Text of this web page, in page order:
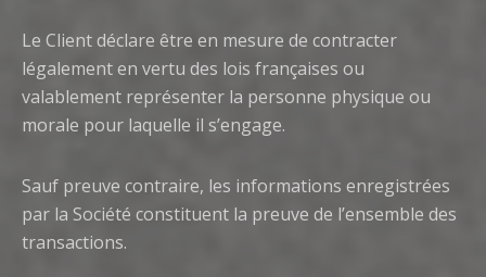
Le Client déclare être en mesure de contracter
légalement en vertu des lois françaises ou
valablement représenter la personne physique ou
morale pour laquelle il s’engage.
Sauf preuve contraire, les informations enregistrées
par la Société constituent la preuve de l’ensemble des
transactions.